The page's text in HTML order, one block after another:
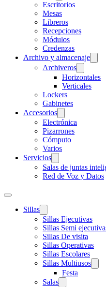
Escritorios
Mesas
Libreros
Recepciones
Módulos
Credenzas
Archivo y almacenaje
Archiveros
Horizontales
Verticales
Lockers
Gabinetes
Accesorios
Electrónica
Pizarrones
Cómputo
Varios
Servicios
Salas de juntas
Red de Voz y Datos
Sillas
Sillas Ejecutivas
Sillas Semi
Sillas De visita
Sillas Operativas
Sillas Escolares
Sillas Multiusos
Festa
Salas